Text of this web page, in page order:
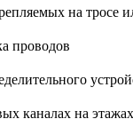
на тросе
проводов
каналах на